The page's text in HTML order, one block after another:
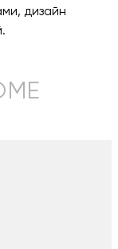
дизайн